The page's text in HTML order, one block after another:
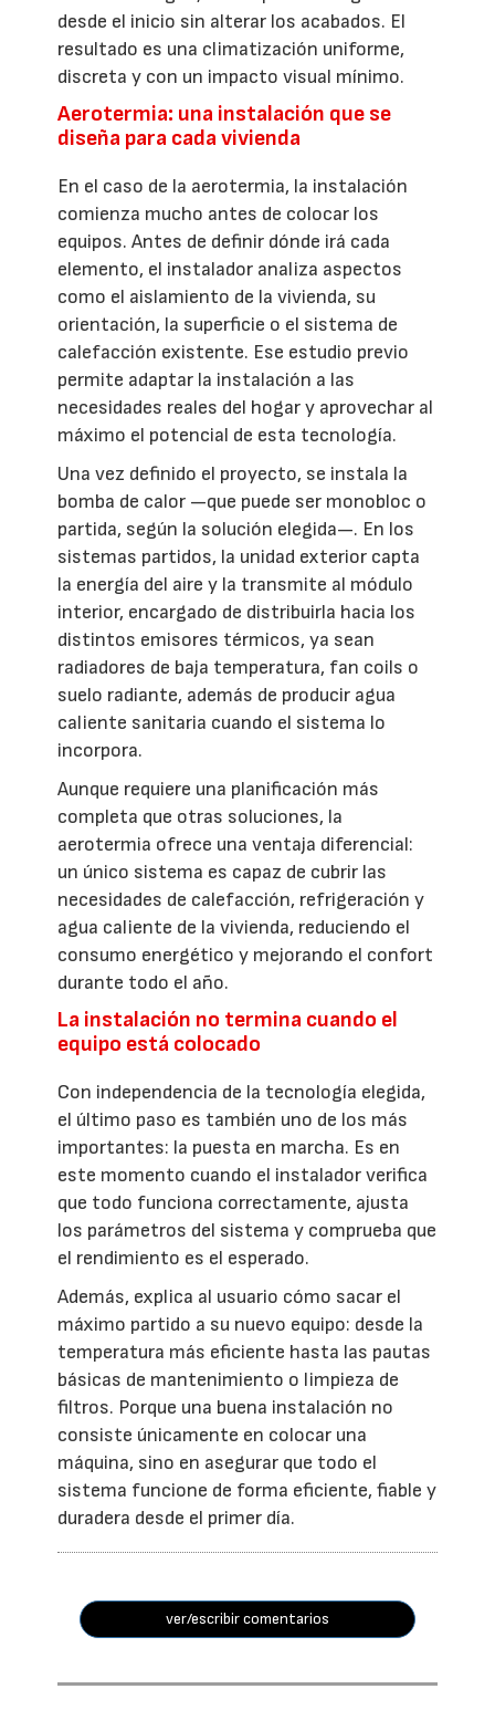
desde el inicio sin alterar los acabados. El
resultado es una climatización uniforme,
discreta y con un impacto visual mínimo.
Aerotermia: una instalación que se
diseña para cada vivienda
En el caso de la aerotermia, la instalación
comienza mucho antes de colocar los
equipos. Antes de definir dónde irá cada
elemento, el instalador analiza aspectos
como el aislamiento de la vivienda, su
orientación, la superficie o el sistema de
calefacción existente. Ese estudio previo
permite adaptar la instalación a las
necesidades reales del hogar y aprovechar al
máximo el potencial de esta tecnología.
Una vez definido el proyecto, se instala la
bomba de calor —que puede ser monobloc o
partida, según la solución elegida—. En los
sistemas partidos, la unidad exterior capta
la energía del aire y la transmite al módulo
interior, encargado de distribuirla hacia los
distintos emisores térmicos, ya sean
radiadores de baja temperatura, fan coils o
suelo radiante, además de producir agua
caliente sanitaria cuando el sistema lo
incorpora.
Aunque requiere una planificación más
completa que otras soluciones, la
aerotermia ofrece una ventaja diferencial:
un único sistema es capaz de cubrir las
necesidades de calefacción, refrigeración y
agua caliente de la vivienda, reduciendo el
consumo energético y mejorando el confort
durante todo el año.
La instalación no termina cuando el
equipo está colocado
Con independencia de la tecnología elegida,
el último paso es también uno de los más
importantes: la puesta en marcha. Es en
este momento cuando el instalador verifica
que todo funciona correctamente, ajusta
los parámetros del sistema y comprueba que
el rendimiento es el esperado.
Además, explica al usuario cómo sacar el
máximo partido a su nuevo equipo: desde la
temperatura más eficiente hasta las pautas
básicas de mantenimiento o limpieza de
filtros. Porque una buena instalación no
consiste únicamente en colocar una
máquina, sino en asegurar que todo el
sistema funcione de forma eficiente, fiable y
duradera desde el primer día.
ver/escribir comentarios